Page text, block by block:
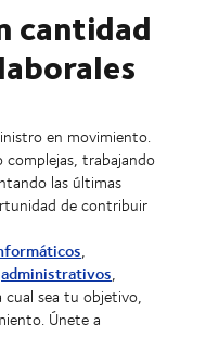
cantidad
en movimiento.
complejas, trabajando
las últimas
de contribuir
,
administrativos,
cual sea tu objetivo,
Únete a